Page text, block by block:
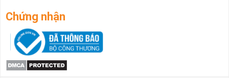
Chứng nhận